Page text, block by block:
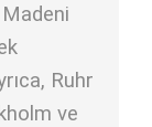
Ruhr
ve